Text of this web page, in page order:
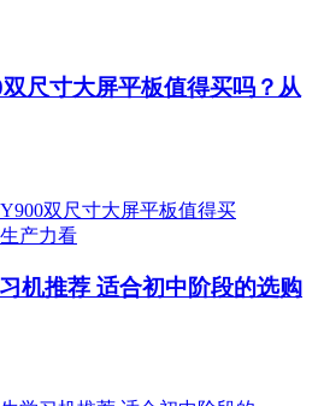
尺寸大屏平板值得买吗？从
机推荐 适合初中阶段的选购